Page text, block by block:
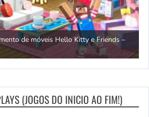
de móveis Hello Kitty e Friends –
(JOGOS DO INICIO AO FIM!)